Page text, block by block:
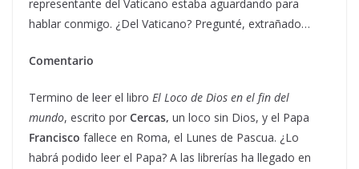
representante del Vaticano estaba aguardando para
hablar conmigo. ¿Del Vaticano? Pregunté, extrañado…
Comentario
Termino de leer el libro El Loco de Dios en el fin del
mundo, escrito por Cercas, un loco sin Dios, y el Papa
Francisco fallece en Roma, el Lunes de Pascua. ¿Lo
habrá podido leer el Papa? A las librerías ha llegado en